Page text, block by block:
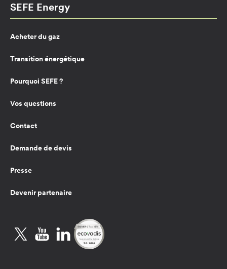
SEFE Energy
Acheter du gaz
Transition énergétique
Pourquoi SEFE ?
Vos questions
Contact
Demande de devis
Presse
Devenir partenaire
TwitterYouTubeLinkedIn